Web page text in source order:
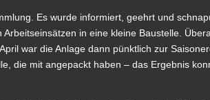
Es wurde informiert, geehrt und
in eine kleine Baustelle.
war die Anlage dann pünktlich zur
die mit angepackt haben – das Ergebnis